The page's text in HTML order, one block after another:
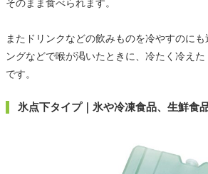
そのまま食べられます。
またドリンクなどの飲みものを冷やすのに
ングなどで喉が渇いたときに、冷たく冷え
です。
氷点下タイプ｜氷や冷凍食品、生鮮食